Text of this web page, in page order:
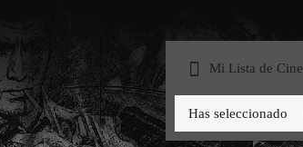
Mi Lista de Cine
Has seleccionado